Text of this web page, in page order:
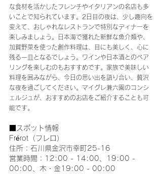
な食材を活かしたフレンチやイタリアンの名店も多
いことで知られています。2日目の夜は、少し趣向を
変えて、おしゃれなレストランで特別なディナーを
楽しみましょう。日本海で獲れた新鮮な魚介類や、
加賀野菜を使った創作料理は、目にも美しく、心に
残る一皿となるでしょう。ワインや日本酒とのペア
リングを楽しむのもおすすめです。家族で美味しい
料理を囲みながら、今日の思い出を語り合い、贅沢
な夜を過ごしてください。マイグレ兼六園のコンシ
ェルジュが、おすすめのお店をご紹介することも可
能です。
■スポット情報
Frérot（フレロ）
住所：石川県金沢市幸町25-16
営業時間：12:00 - 14:00、19:00 -
00:00、木・金19:00 - 00:00